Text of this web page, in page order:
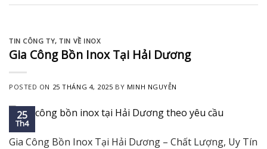
TIN CÔNG TY,TIN VỀ INOX
Gia Công Bồn Inox Tại Hải Dương
POSTED ON 25 THÁNG 4, 2025 BY MINH NGUYỄN
25
Th4
Gia Công Bồn Inox Tại Hải Dương – Chất Lượng, Uy Tín